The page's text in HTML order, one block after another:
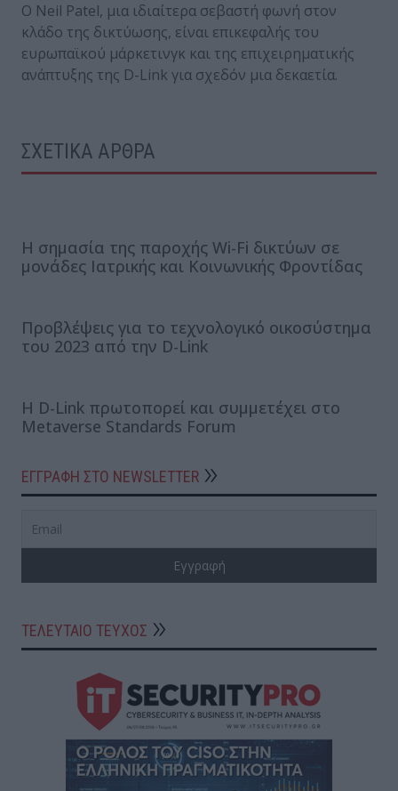
Ο Neil Patel, μια ιδιαίτερα σεβαστή φωνή στον
κλάδο της δικτύωσης, είναι επικεφαλής του
ευρωπαϊκού μάρκετινγκ και της επιχειρηματικής
ανάπτυξης της D-Link για σχεδόν μια δεκαετία.
ΣΧΕΤΙΚΑ ΑΡΘΡΑ
Η σημασία της παροχής Wi-Fi δικτύων σε
μονάδες Ιατρικής και Κοινωνικής Φροντίδας
Προβλέψεις για τo τεχνολογικό οικοσύστημα
του 2023 από την D-Link
Η D-Link πρωτοπορεί και συμμετέχει στο
Metaverse Standards Forum
ΕΓΓΡΑΦΗ ΣΤΟ NEWSLETTER
ΤΕΛΕΥΤΑΙΟ ΤΕΥΧΟΣ